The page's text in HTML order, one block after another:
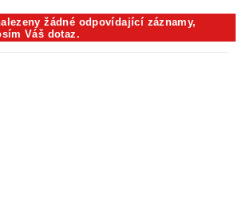
žádné odpovídající záznamy,
Váš dotaz.